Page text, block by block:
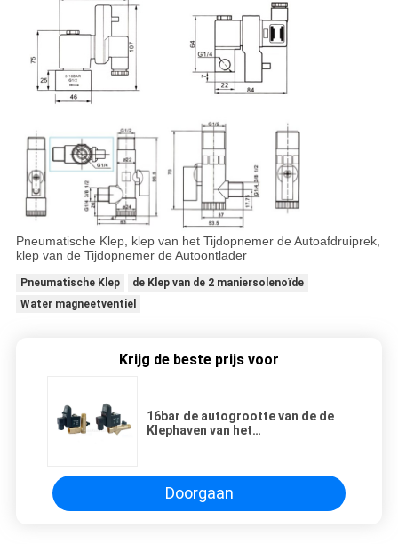
Pneumatische Klep, klep van het Tijdopnemer de Autoafdruiprek,
klep van de Tijdopnemer de Autoontlader
Pneumatische Klep
de Klep van de 2 maniersolenoïde
Water magneetventiel
Krijg de beste prijs voor
16bar de autogrootte van de de
Klephaven van het
de Luchtcompressor
Doorgaan